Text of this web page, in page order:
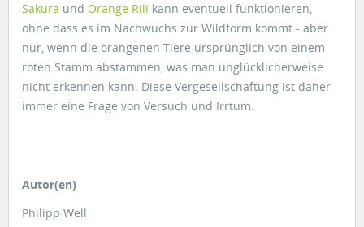
Sakura und Orange Rili kann eventuell funktionieren,
ohne dass es im Nachwuchs zur Wildform kommt - aber
nur, wenn die orangenen Tiere ursprünglich von einem
roten Stamm abstammen, was man unglücklicherweise
nicht erkennen kann. Diese Vergesellschaftung ist daher
immer eine Frage von Versuch und Irrtum.
Autor(en)
Philipp Well